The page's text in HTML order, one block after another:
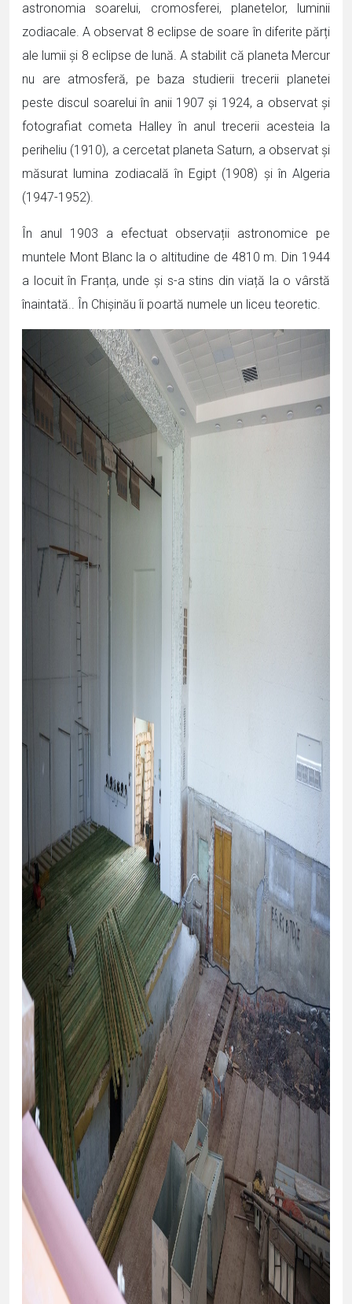
astronomia soarelui, cromosferei, planetelor, luminii
zodiacale. A observat 8 eclipse de soare în diferite părți
ale lumii și 8 eclipse de lună. A stabilit că planeta Mercur
nu are atmosferă, pe baza studierii trecerii planetei
peste discul soarelui în anii 1907 și 1924, a observat și
fotografiat cometa Halley în anul trecerii acesteia la
periheliu (1910), a cercetat planeta Saturn, a observat și
măsurat lumina zodiacală în Egipt (1908) și în Algeria
(1947-1952).
În anul 1903 a efectuat observații astronomice pe
muntele Mont Blanc la o altitudine de 4810 m. Din 1944
a locuit în Franța, unde și s-a stins din viață la o vârstă
înaintată.. În Chișinău îi poartă numele un liceu teoretic.